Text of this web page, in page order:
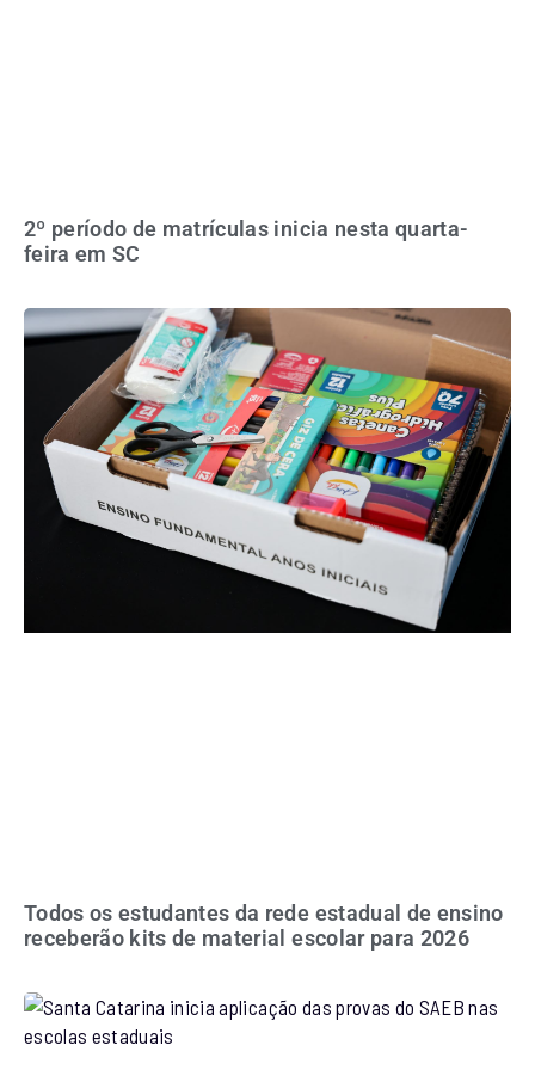
2º período de matrículas inicia nesta quarta-
feira em SC
Todos os estudantes da rede estadual de ensino
receberão kits de material escolar para 2026